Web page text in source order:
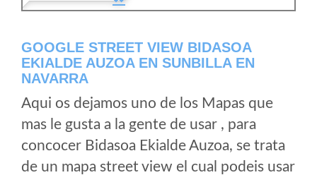
GOOGLE STREET VIEW BIDASOA
EKIALDE AUZOA EN SUNBILLA EN
NAVARRA
Aqui os dejamos uno de los Mapas que
mas le gusta a la gente de usar , para
concocer Bidasoa Ekialde Auzoa, se trata
de un mapa street view el cual podeis usar